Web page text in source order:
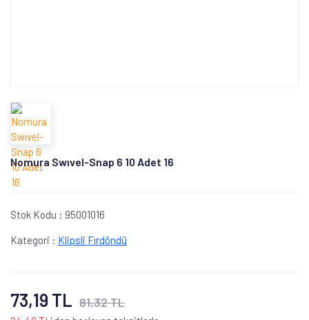
Nomura Swıvel-Snap 6 10 Adet 16
Stok Kodu : 95001016
Kategori : Klipsli Fırdöndü
73,19 TL 81,32 TL